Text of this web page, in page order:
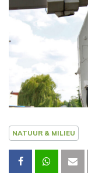
NATUUR & MILIEU